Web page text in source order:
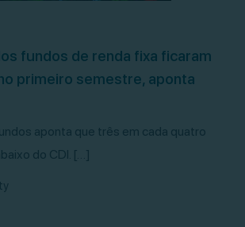
fundos de renda fixa ficaram
primeiro semestre, aponta
aponta que três em cada quatro
do CDI. […]